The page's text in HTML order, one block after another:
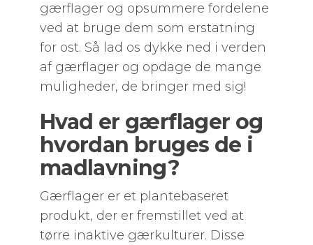
gærflager og opsummere fordelene
ved at bruge dem som erstatning
for ost. Så lad os dykke ned i verden
af gærflager og opdage de mange
muligheder, de bringer med sig!
Hvad er gærflager og
hvordan bruges de i
madlavning?
Gærflager er et plantebaseret
produkt, der er fremstillet ved at
tørre inaktive gærkulturer. Disse